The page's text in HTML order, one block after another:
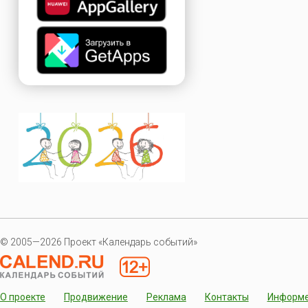
© 2005—2026 Проект «Календарь событий»
О проекте Продвижение Реклама Контакты